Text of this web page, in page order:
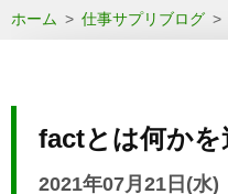
ホーム > 仕事サプリブログ >
factとは何かを
2021年07月21日(水)